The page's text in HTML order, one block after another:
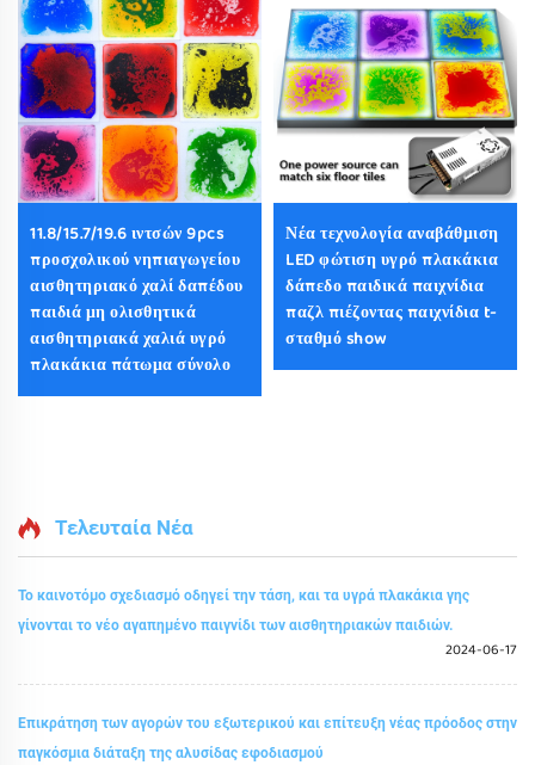
11.8/15.7/19.6 ιντσών 9pcs
προσχολικού νηπιαγωγείου
αισθητηριακό χαλί δαπέδου
παιδιά μη ολισθητικά
αισθητηριακά χαλιά υγρό
πλακάκια πάτωμα σύνολο
Νέα τεχνολογία αναβάθμιση
LED φώτιση υγρό πλακάκια
δάπεδο παιδικά παιχνίδια
παζλ πιέζοντας παιχνίδια t-
σταθμό show
Τελευταία Νέα
Το καινοτόμο σχεδιασμό οδηγεί την τάση, και τα υγρά πλακάκια γης
γίνονται το νέο αγαπημένο παιγνίδι των αισθητηριακών παιδιών.
2024-06-17
Επικράτηση των αγορών του εξωτερικού και επίτευξη νέας πρόοδος στην
παγκόσμια διάταξη της αλυσίδας εφοδιασμού